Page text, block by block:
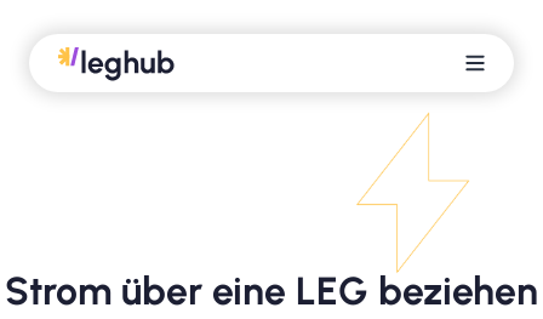
Strom über eine LEG beziehen